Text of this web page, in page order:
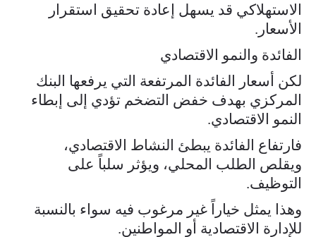
الاستهلاكي قد يسهل إعادة تحقيق استقرار
الأسعار.
الفائدة والنمو الاقتصادي
لكن أسعار الفائدة المرتفعة التي يرفعها البنك
المركزي بهدف خفض التضخم تؤدي إلى إبطاء
النمو الاقتصادي.
فارتفاع الفائدة يبطئ النشاط الاقتصادي،
ويقلص الطلب المحلي، ويؤثر سلباً على
التوظيف.
وهذا يمثل خياراً غير مرغوب فيه سواء بالنسبة
للإدارة الاقتصادية أو المواطنين.